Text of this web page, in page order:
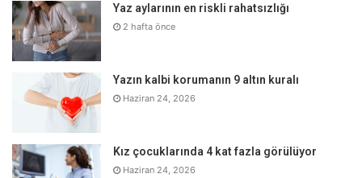
kanserli dokuların temiz sınırlarla ve tam olarak
çıkartıldığını teyit etme olanağı veriyor. Kanser
cerrahisinde amacın, tümörü kesmeden, parçalamadan,
yırtmadan kısacası tümöre hiçbir zarar vermeden ve geride
tümör kalıntısı bırakmadan çıkartmak olduğunu belirten
Prof. Dr. Murat Gönenç, “Pankreas kanserinde uzun soluklu
tedavidir” diyor. Ancak çoğu zaman cerrahinin yanı sıra
Yaz aylarının en riskli rahatsızlığı
2 hafta önce
Yazın kalbi korumanın 9 altın kuralı
Haziran 24, 2026
Kız çocuklarında 4 kat fazla görülüyor
Haziran 24, 2026